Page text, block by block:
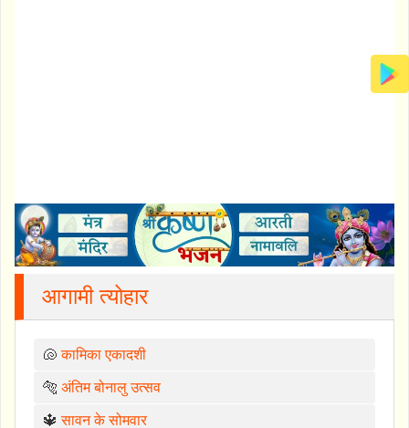
आगामी त्योहार
🐚कामिका एकादशी
🐅 अंतिम बोनालु उत्सव
🔱सावन के सोमवार